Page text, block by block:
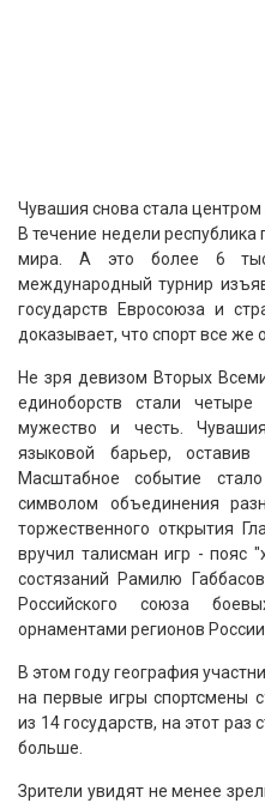
Чувашия снова стала центром
В течение недели республика
мира. А это более 6
международный турнир
государств Евросоюза и
доказывает, что спорт все же
Не зря девизом Вторых
единоборств стали четыре
мужество и честь.
языковой барьер, оставив
Масштабное событие
символом объединения
торжественного открытия
вручил талисман игр - пояс
состязаний Рамилю
Российского союза
орнаментами регионов России.
В этом году география
на первые игры спортсмены
из 14 государств, на этот раз
больше.
Зрители увидят не менее